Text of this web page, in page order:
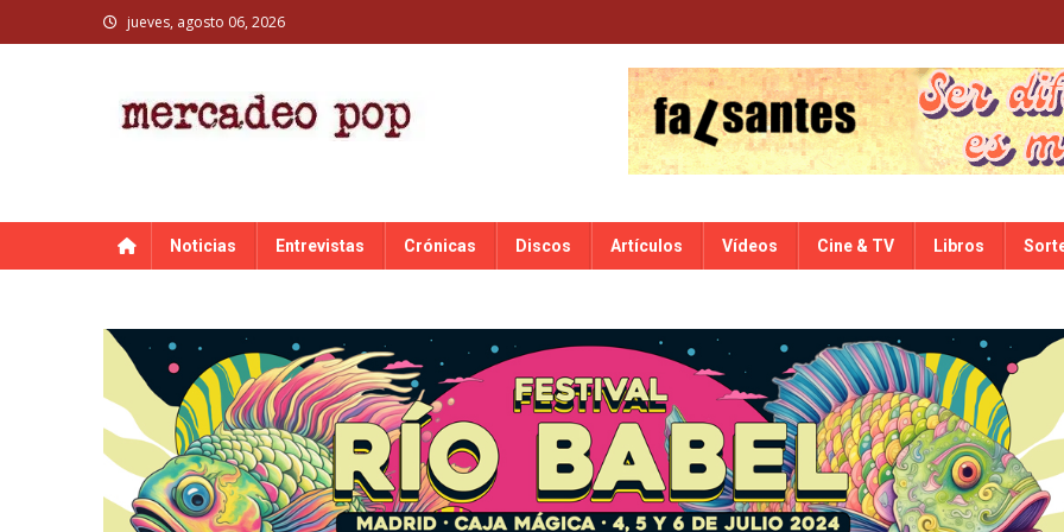
to
jueves, agosto 06, 2026
Noticias Entrevistas Crónicas Discos Artículos Vídeos Cine & TV Libros